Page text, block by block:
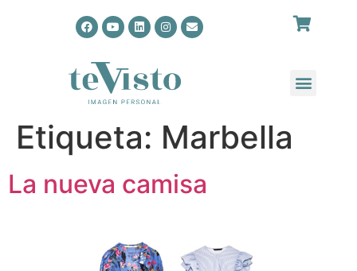
Etiqueta: Marbella
La nueva camisa